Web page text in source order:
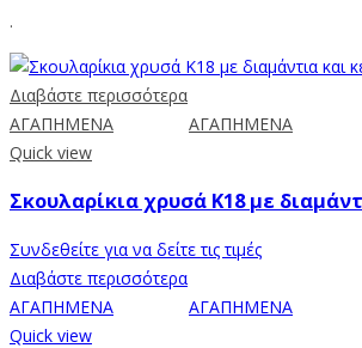
.
Διαβάστε περισσότερα
ΑΓΑΠΗΜΕΝΑ
ΑΓΑΠΗΜΕΝΑ
Quick view
Σκουλαρίκια χρυσά Κ18 με
Συνδεθείτε για να δείτε τις τιμές
Διαβάστε περισσότερα
ΑΓΑΠΗΜΕΝΑ
ΑΓΑΠΗΜΕΝΑ
Quick view